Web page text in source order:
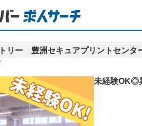
リー 豊洲セキュアプリントセンタ
未経験OK◎